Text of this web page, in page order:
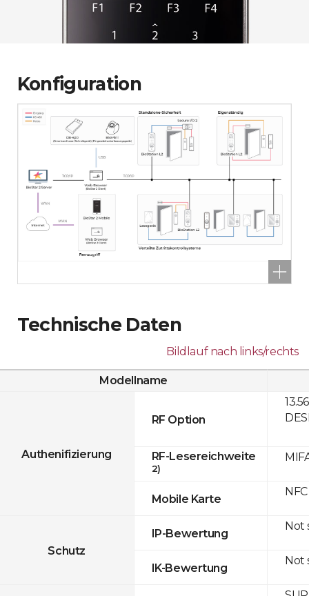
Konfiguration
Technische Daten
Bildlauf nach links/rechts
Modellname
Authenifizierung
RF Option
RF-Lesereichweite
2)
Mobile Karte
Schutz
IP-Bewertung
IK-Bewertung
NFC
Not
Not